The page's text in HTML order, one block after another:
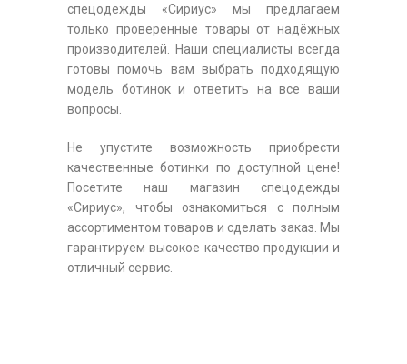
спецодежды «Сириус» мы предлагаем
только проверенные товары от надёжных
производителей. Наши специалисты всегда
готовы помочь вам выбрать подходящую
модель ботинок и ответить на все ваши
вопросы.
Не упустите возможность приобрести
качественные ботинки по доступной цене!
Посетите наш магазин спецодежды
«Сириус», чтобы ознакомиться с полным
ассортиментом товаров и сделать заказ. Мы
гарантируем высокое качество продукции и
отличный сервис.